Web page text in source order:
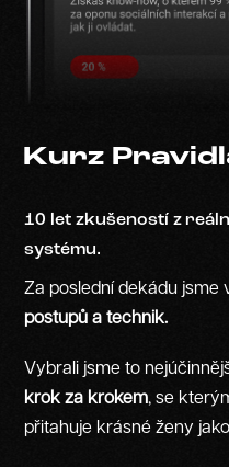
Kurz
10 let zkušeností z
systému.
Za poslední dekádu jsme
postupů a technik.
Vybrali jsme to
krok za krokem, se
přitahuje krásné ženy